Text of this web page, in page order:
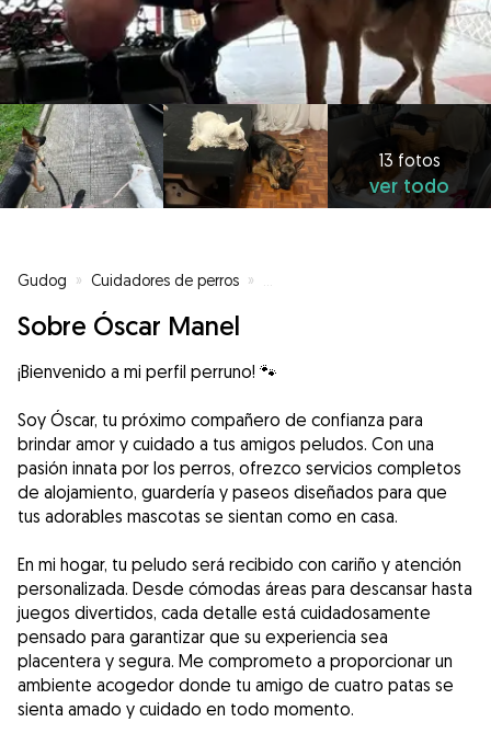
13 fotos
ver todo
Gudog » Cuidadores de perros »
Sobre Óscar Manel
¡Bienvenido a mi perfil perruno! 🐾
Soy Óscar, tu próximo compañero de confianza para
brindar amor y cuidado a tus amigos peludos. Con una
pasión innata por los perros, ofrezco servicios completos
de alojamiento, guardería y paseos diseñados para que
tus adorables mascotas se sientan como en casa.
En mi hogar, tu peludo será recibido con cariño y atención
personalizada. Desde cómodas áreas para descansar hasta
juegos divertidos, cada detalle está cuidadosamente
pensado para garantizar que su experiencia sea
placentera y segura. Me comprometo a proporcionar un
ambiente acogedor donde tu amigo de cuatro patas se
sienta amado y cuidado en todo momento.